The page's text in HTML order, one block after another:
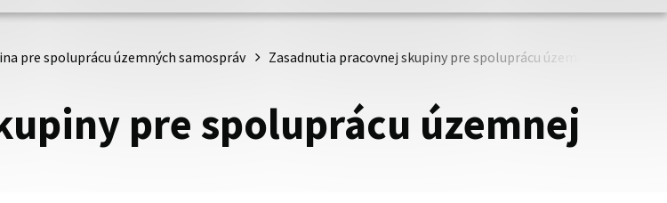
pre spoluprácu územných samospráv Zasadnutia pracovnej skupiny pre spoluprácu územnej
pre spoluprácu územnej